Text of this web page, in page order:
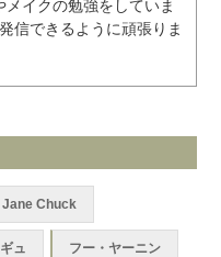
イクの勉強をしていま
信できるように頑張りま
Jane Chuck
ュ フー・ヤーニン